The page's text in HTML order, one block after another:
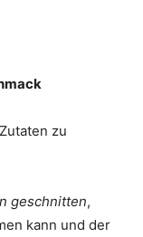
zu
geschnitten,
kann und der